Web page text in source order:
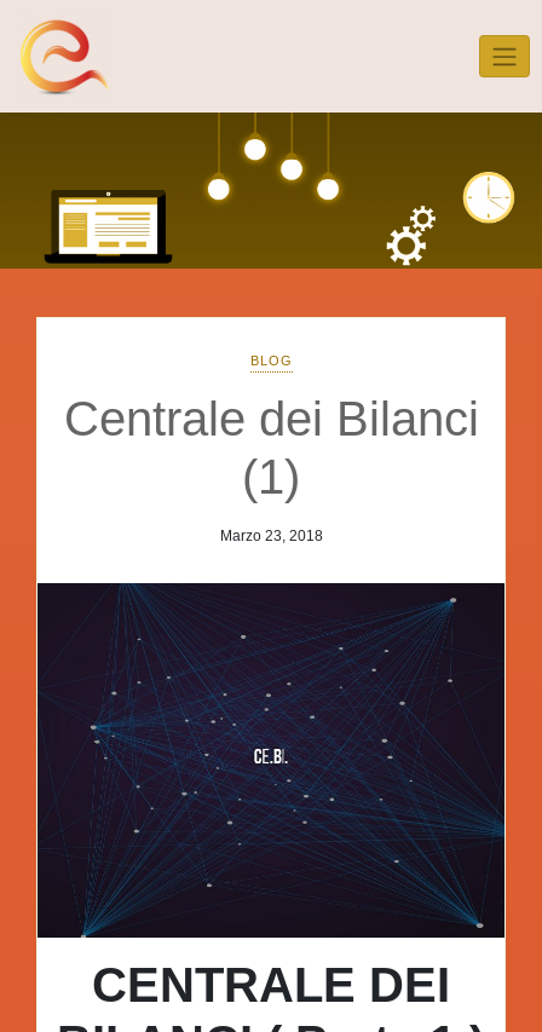
content
BLOG
Centrale dei Bilanci
(1)
Marzo 23, 2018
CENTRALE DEI